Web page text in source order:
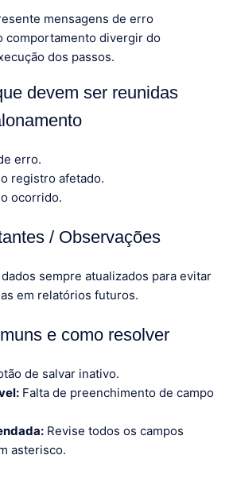
mensagens de erro
comportamento divergir do
dos passos.
devem ser reunidas
erro.
registro afetado.
ocorrido.
/ Observações
sempre atualizados para evitar
em relatórios futuros.
e como resolver
de salvar inativo.
Falta de preenchimento de campo
Revise todos os campos
asterisco.